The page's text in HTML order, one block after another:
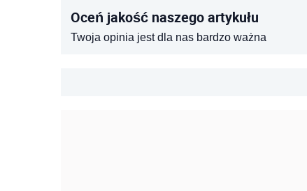
Oceń jakość naszego artykułu
Twoja opinia jest dla nas bardzo ważna